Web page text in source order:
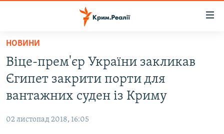
Перейти
основного
матеріалу
до
основної
ВОДА.КРИМ
БЛОГИ
НОВИНИ
Віце-прем'єр України закликав
Єгипет закрити порти для
вантажних суден із Криму
02 листопад 2018, 16:05